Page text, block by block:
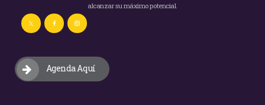
alcanzar su máximo potencial.
Agenda Aquí